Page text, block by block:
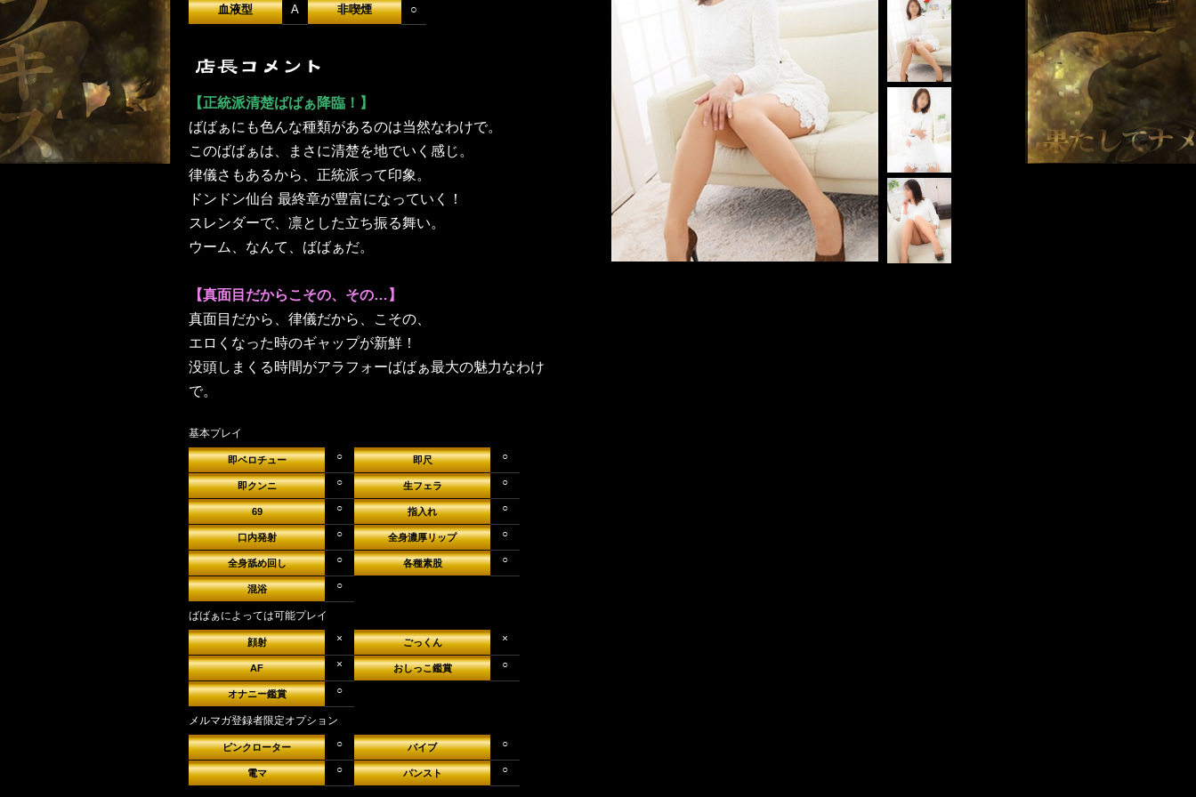
血液型 A 非喫煙 ○
【正統派清楚ばばぁ降臨！】
ばばぁにも色んな種類があるのは当然なわけで。
このばばぁは、まさに清楚を地でいく感じ。
律儀さもあるから、正統派って印象。
ドンドン仙台 最終章が豊富になっていく！
スレンダーで、凛とした立ち振る舞い。
ウーム、なんて、ばばぁだ。
【真面目だからこその、その…】
真面目だから、律儀だから、こその、
エロくなった時のギャップが新鮮！
没頭しまくる時間がアラフォーばばぁ最大の魅力なわけ
で。
【ばばぁフレーズ】
『デパガのような、ばばぁですが、何か？』
基本プレイ
即ベロチュー ○ 即尺 ○
即クンニ ○ 生フェラ ○
69 ○ 指入れ ○
口内発射 ○ 全身濃厚リップ ○
全身舐め回し ○ 各種素股 ○
混浴 ○
ばばぁによっては可能プレイ
顔射 × ごっくん ×
AF × おしっこ鑑賞 ○
オナニー鑑賞 ○
メルマガ登録者限定オプション
ピンクローター ○ バイブ ○
電マ ○ パンスト ○